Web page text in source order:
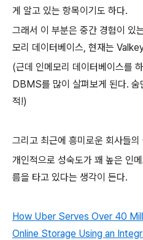
게 알고 있는 항목이기도 하다.
그래서 이 부분은 중간 경험이 있
모리 데이터베이스, 현재는
(근데 인메모리 데이터베이스를
DBMS를 많이 살펴보게 된다. 숨
적!)
그리고 최근에 흥미로운 회사들
개인적으로 성숙도가 꽤 높은 인
름을 타고 있다는 생각이 든다.
How Uber Serves Over 40
Online Storage Using an